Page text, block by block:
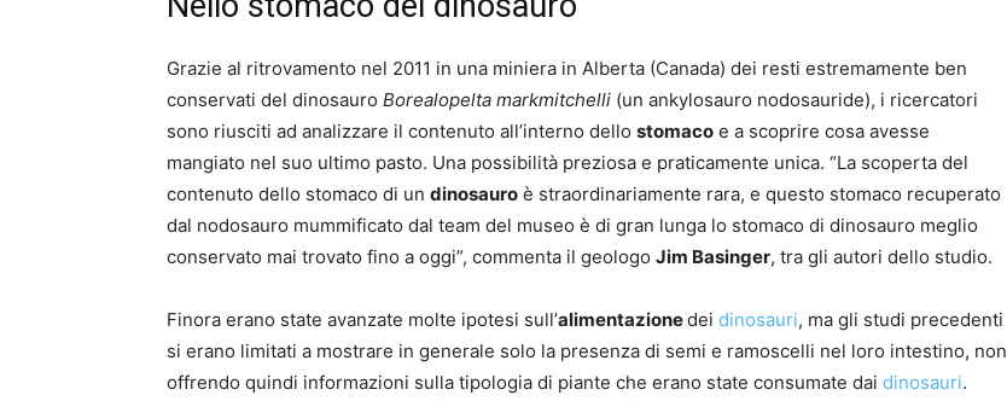
Grazie al ritrovamento nel 2011 in una miniera in Alberta (Canada) dei resti estremamente ben
conservati del dinosauro Borealopelta markmitchelli (un ankylosauro nodosauride), i ricercatori
sono riusciti ad analizzare il contenuto all’interno dello stomaco e a scoprire cosa avesse
mangiato nel suo ultimo pasto. Una possibilità preziosa e praticamente unica. “La scoperta del
contenuto dello stomaco di un dinosauro è straordinariamente rara, e questo stomaco recuperato
dal nodosauro mummificato dal team del museo è di gran lunga lo stomaco di dinosauro meglio
conservato mai trovato fino a oggi”, commenta il geologo Jim Basinger, tra gli autori dello studio.
Finora erano state avanzate molte ipotesi sull’alimentazionedei dinosauri, ma gli studi precedenti
si erano limitati a mostrare in generale solo la presenza di semi e ramoscelli nel loro intestino, non
offrendo quindi informazioni sulla tipologia di piante che erano state consumate dai dinosauri.